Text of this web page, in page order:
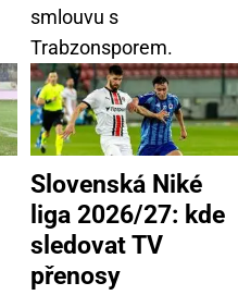
smlouvu s
Trabzonsporem.
Slovenská Niké
liga 2026/27: kde
sledovat TV
přenosy